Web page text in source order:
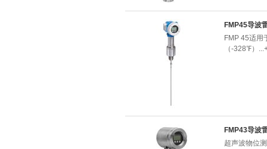
FMP45导波
FMP 45适
（-328℉）
FMP43导波
超声波物位